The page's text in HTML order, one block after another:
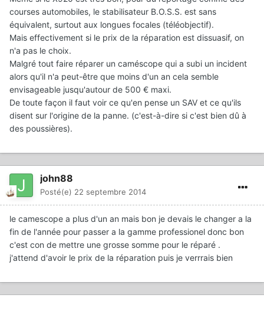
courses automobiles, le stabilisateur B.O.S.S. est sans
équivalent, surtout aux longues focales (téléobjectif).
Mais effectivement si le prix de la réparation est dissuasif, on
n'a pas le choix.
Malgré tout faire réparer un caméscope qui a subi un incident
alors qu'il n'a peut-être que moins d'un an cela semble
envisageable jusqu'autour de 500 € maxi.
De toute façon il faut voir ce qu'en pense un SAV et ce qu'ils
disent sur l'origine de la panne. (c'est-à-dire si c'est bien dû à
des poussières).
john88
Posté(e) 22 septembre 2014
le camescope a plus d'un an mais bon je devais le changer a la
fin de l'année pour passer a la gamme professionel donc bon
c'est con de mettre une grosse somme pour le réparé .
j'attend d'avoir le prix de la réparation puis je verrrais bien